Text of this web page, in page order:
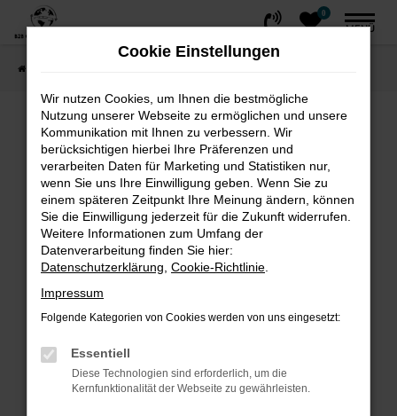
Zum
springen
0
MENÜ
Fehler: Network Error
Beim Laden ist ein Fehler aufgetreten.
Hier sind ein paar Tipps, die dir helfen können:
Überprüfe deine Firewall und deine
Internetverbindung.
Laden andere Webseiten, zum Beispiel
Prüfe deine Browsererweiterungen.
können das Laden bestimmter Seiten
verhindern. Funktioniert die Seite in einem
anderen Browser oder in einem privaten
Cookie Einstellungen
Wir nutzen Cookies, um Ihnen die bestmögliche
Nutzung unserer Webseite zu ermöglichen und unsere
Kommunikation mit Ihnen zu verbessern. Wir
berücksichtigen hierbei Ihre Präferenzen und
verarbeiten Daten für Marketing und Statistiken nur,
wenn Sie uns Ihre Einwilligung geben. Wenn Sie zu
einem späteren Zeitpunkt Ihre Meinung ändern, können
Sie die Einwilligung jederzeit für die Zukunft widerrufen.
Weitere Informationen zum Umfang der
Datenverarbeitung finden Sie hier:
Datenschutzerklärung Cookie-Richtlinie
Impressum
Folgende Kategorien von Cookies werden von uns eingesetzt:
Essentiell
Diese Technologien sind erforderlich, um die
Kernfunktionalität der Webseite zu gewährleisten.